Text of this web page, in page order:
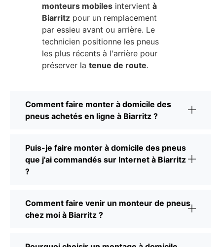
monteurs mobiles intervient à
Biarritz pour un remplacement
par essieu avant ou arrière. Le
technicien positionne les pneus
les plus récents à l'arrière pour
préserver la tenue de route.
Comment faire monter à domicile des
pneus achetés en ligne à Biarritz ?
Puis-je faire monter à domicile des pneus
que j'ai commandés sur Internet à Biarritz
?
Comment faire venir un monteur de pneus
chez moi à Biarritz ?